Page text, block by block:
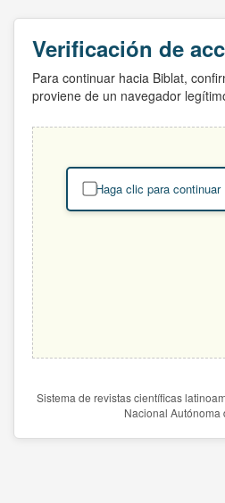
Verificación de
Para continuar hacia Biblat,
proviene de un navegador
Haga clic para continuar
Sistema de revistas científicas
Nacional Autónoma